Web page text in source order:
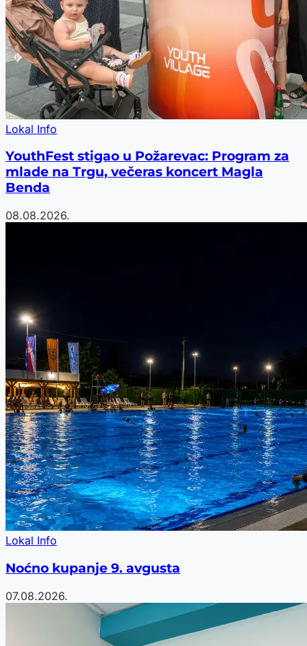
Lokal Info
YouthFest stigao u Požarevac: Program za
mlade na Trgu, večeras koncert Magla
Benda
08.08.2026.
Lokal Info
Noćno kupanje 9. avgusta
07.08.2026.